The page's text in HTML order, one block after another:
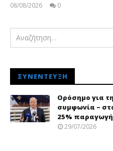
08/08/2026
0
ΣΥΝΈΝΤΕΥΞΗ
Ορόσημο για
συμφωνία –
25%
29/07/2026